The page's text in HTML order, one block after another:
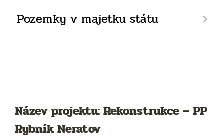
Pozemky v majetku státu
Název projektu: Rekonstrukce – PP
Rybník Neratov